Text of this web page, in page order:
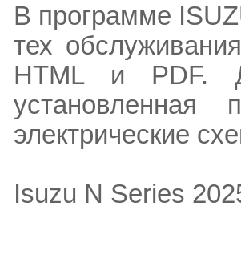
В программе
тех
HTML и PDF.
установленная
электрические
Isuzu N Series